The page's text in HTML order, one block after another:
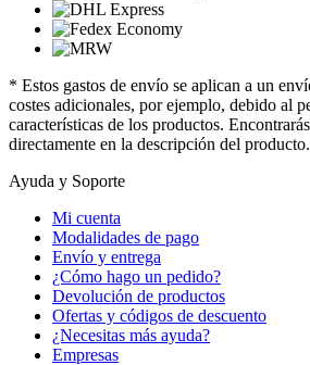
* Estos gastos de envío se aplican a un
costes adicionales, por ejemplo, debido al
características de los productos.
directamente en la descripción del producto.
Ayuda y Soporte
Mi cuenta
Modalidades de pago
Envío y entrega
¿Cómo hago un pedido?
Devolución de productos
Ofertas y códigos de descuento
¿Necesitas más ayuda?
Empresas